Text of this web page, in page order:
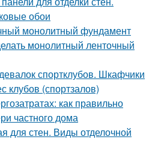
обои
монолитный фундамент
монолитный ленточный
спортклубов. Шкафчики
клубов (спортзалов)
как правильно
частного дома
для стен. Виды отделочной